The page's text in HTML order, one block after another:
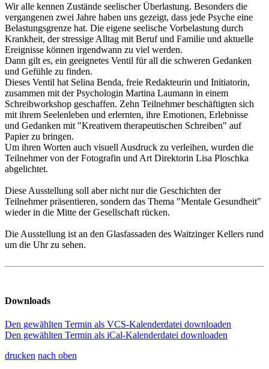
Wir alle kennen Zustände seelischer Überlastung. Besonders die
vergangenen zwei Jahre haben uns gezeigt, dass jede Psyche eine
Belastungsgrenze hat. Die eigene seelische Vorbelastung durch
Krankheit, der stressige Alltag mit Beruf und Familie und aktuelle
Ereignisse können irgendwann zu viel werden.
Dann gilt es, ein geeignetes Ventil für all die schweren Gedanken
und Gefühle zu finden.
Dieses Ventil hat Selina Benda, freie Redakteurin und Initiatorin,
zusammen mit der Psychologin Martina Laumann in einem
Schreibworkshop geschaffen. Zehn Teilnehmer beschäftigten sich
mit ihrem Seelenleben und erlernten, ihre Emotionen, Erlebnisse
und Gedanken mit "Kreativem therapeutischen Schreiben" auf
Papier zu bringen.
Um ihren Worten auch visuell Ausdruck zu verleihen, wurden die
Teilnehmer von der Fotografin und Art Direktorin Lisa Ploschka
abgelichtet.
Diese Ausstellung soll aber nicht nur die Geschichten der
Teilnehmer präsentieren, sondern das Thema "Mentale Gesundheit"
wieder in die Mitte der Gesellschaft rücken.
Die Ausstellung ist an den Glasfassaden des Waitzinger Kellers rund
um die Uhr zu sehen.
Downloads
Den gewählten Termin als VCS-Kalenderdatei downloaden
Den gewählten Termin als iCal-Kalenderdatei downloaden
drucken nach oben